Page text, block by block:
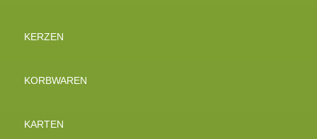
KERZEN
KORBWAREN
KARTEN